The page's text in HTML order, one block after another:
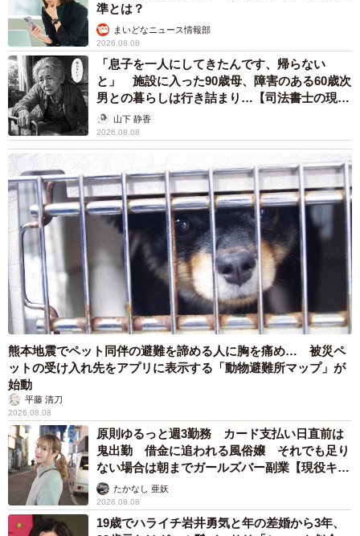
準とは？
まいどなニュース情報部
2026.08.08
「息子を一人にしてきたんです、帰らない
と」 施設に入った90歳母、障害のある60歳次
男との暮らしは行き詰まり…【司法書士の現場
から】山下 静香
2026.08.08
熊本地震でペット同伴の避難を諦める人に胸を痛め… 被災ペ
ットの受け入れ先をアプリに表示する「動物避難所マップ」が
始動
平藤 清刀
2026.08.08
原則ゆるっと週3勤務 カード支払い日直前は
鬼出勤 借金に追われる風俗嬢 それでも足り
ない場合は朝までガールズバー副業【現役キャ
ストに取材】
たかなし 亜妖
2026.08.08
19歳でハライチ岩井勇気と年の差婚から3年、